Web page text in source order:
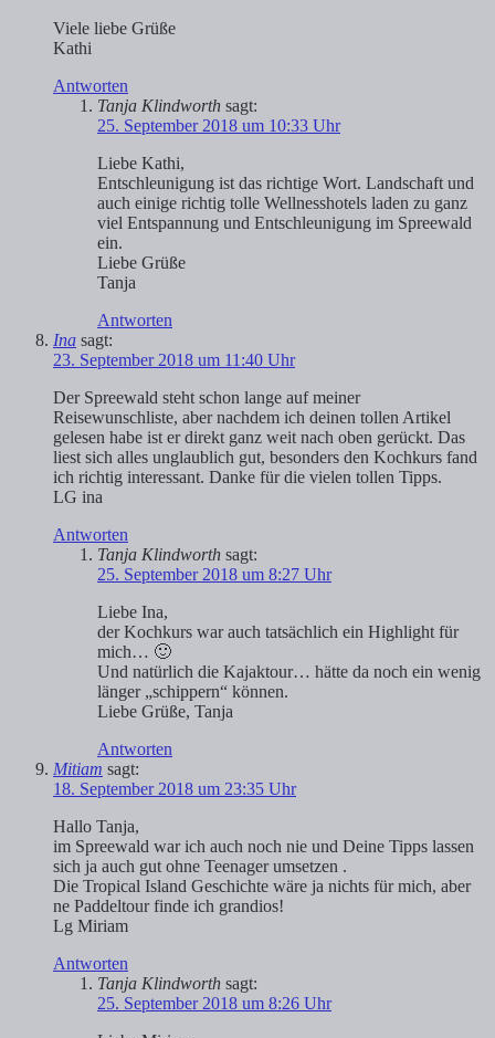
Viele liebe Grüße
Kathi
Antworten
Tanja Klindworth sagt:
25. September 2018 um 10:33 Uhr
Liebe Kathi,
Entschleunigung ist das richtige Wort. Landschaft und
auch einige richtig tolle Wellnesshotels laden zu ganz
viel Entspannung und Entschleunigung im Spreewald
ein.
Liebe Grüße
Tanja
Antworten
Ina sagt:
23. September 2018 um 11:40 Uhr
Der Spreewald steht schon lange auf meiner
Reisewunschliste, aber nachdem ich deinen tollen Artikel
gelesen habe ist er direkt ganz weit nach oben gerückt. Das
liest sich alles unglaublich gut, besonders den Kochkurs fand
ich richtig interessant. Danke für die vielen tollen Tipps.
LG ina
Antworten
Tanja Klindworth sagt:
25. September 2018 um 8:27 Uhr
Liebe Ina,
der Kochkurs war auch tatsächlich ein Highlight für
mich… 🙂
Und natürlich die Kajaktour… hätte da noch ein wenig
länger „schippern“ können.
Liebe Grüße, Tanja
Antworten
Mitiam sagt:
18. September 2018 um 23:35 Uhr
Hallo Tanja,
im Spreewald war ich auch noch nie und Deine Tipps lassen
sich ja auch gut ohne Teenager umsetzen .
Die Tropical Island Geschichte wäre ja nichts für mich, aber
ne Paddeltour finde ich grandios!
Lg Miriam
Antworten
Tanja Klindworth sagt:
25. September 2018 um 8:26 Uhr